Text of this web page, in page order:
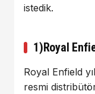
istedik.
1)Royal
Royal Enfield
resmi